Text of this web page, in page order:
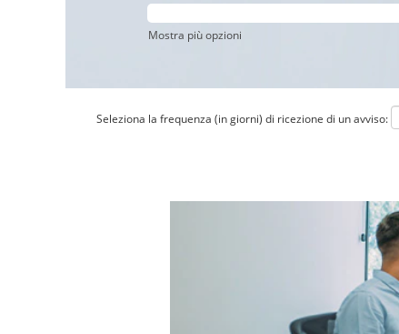
Mostra più opzioni
Seleziona la frequenza (in giorni) di ricezione di un avviso: